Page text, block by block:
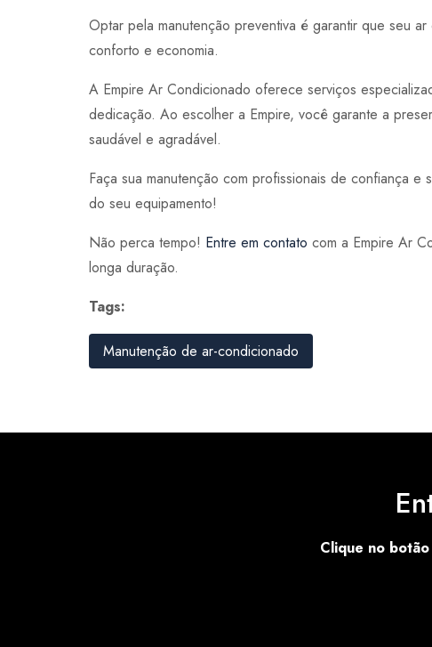
Optar pela manutenção preventiva é garantir que seu
conforto e economia.
A Empire Ar Condicionado oferece serviços
dedicação. Ao escolher a Empire, você garante a
saudável e agradável.
Faça sua manutenção com profissionais de confiança
do seu equipamento!
Não perca tempo! Entre em contato com a Empire Ar
longa duração.
Tags:
Manutenção de ar-condicionado
Clique no